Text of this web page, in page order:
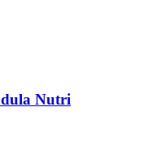
Nutri